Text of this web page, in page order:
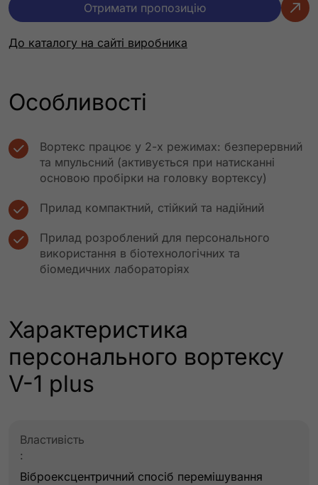
Отримати пропозицію
До каталогу на сайті виробника
Особливості
Вортекс працює у 2-х режимах: безперервний
та мпульсний (активується при натисканні
основою пробірки на головку вортексу)
Прилад компактний, стійкий та надійний
Прилад розроблений для персонального
використання в біотехнологічних та
біомедичних лабораторіях
Характеристика
персонального вортексу
V-1 plus
Властивість
:
Віброексцентричний спосіб перемішування